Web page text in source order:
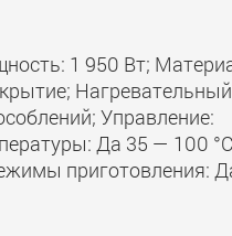
1 950 Вт;
Нагревательный
Управление:
Да 35 — 100
приготовления: